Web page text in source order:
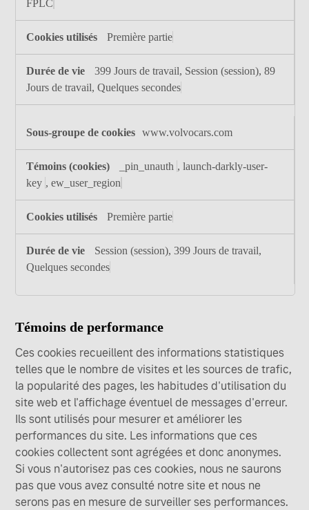
FPLC
Première partie
399 Jours de travail, Session (session), 89
Jours de travail, Quelques secondes
www.volvocars.com
_pin_unauth ,launch-darkly-user-
key ,ew_user_region
Première partie
Session (session), 399 Jours de travail,
Quelques secondes
Témoins de performance
Ces cookies recueillent des informations statistiques
telles que le nombre de visites et les sources de trafic,
la popularité des pages, les habitudes d'utilisation du
site web et l'affichage éventuel de messages d'erreur.
Ils sont utilisés pour mesurer et améliorer les
performances du site. Les informations que ces
cookies collectent sont agrégées et donc anonymes.
Si vous n'autorisez pas ces cookies, nous ne saurons
pas que vous avez consulté notre site et nous ne
serons pas en mesure de surveiller ses performances.